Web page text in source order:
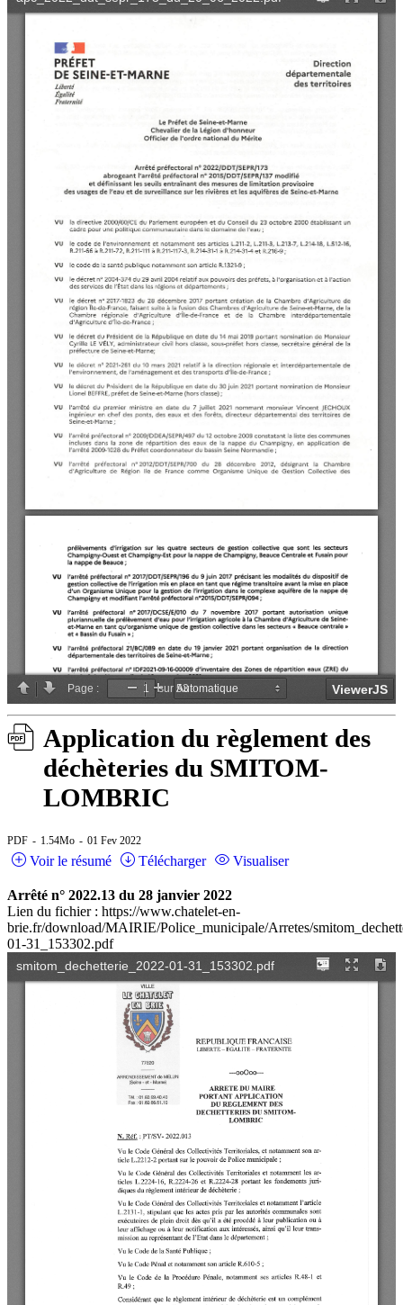
Application du règlement des
déchèteries du SMITOM-
LOMBRIC
PDF 1.54Mo 01 Fev 2022
Voir le résumé Télécharger Visualiser
Arrêté n° 2022.13 du 28 janvier 2022
Lien du fichier : https://www.chatelet-en-
brie.fr/download/MAIRIE/Police_municipale/Arretes/
01-31_153302.pdf